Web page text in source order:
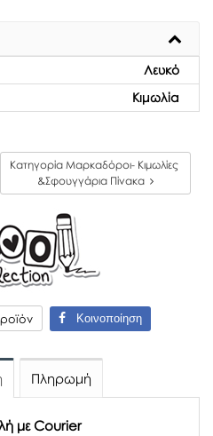
Λευκό
Κιμωλία
Κατηγορία Μαρκαδόροι- Κιμωλίες
&Σφουγγάρια Πίνακα
Κοινοποίηση
Πληρωμή
με Courier